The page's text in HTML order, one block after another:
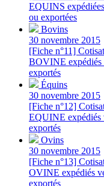
EQUINS
ou exportées
Bovins
30 novembre 2015
[Fiche n°11]
BOVINE expédiés
exportés
Équins
30 novembre 2015
[Fiche n°12]
EQUINE expédiés
exportés
Ovins
30 novembre 2015
[Fiche n°13]
OVINE expédiés
exportés